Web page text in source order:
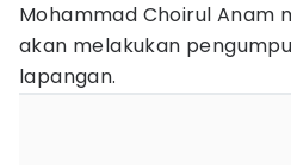
Mohammad Choirul Anam
akan melakukan
lapangan.